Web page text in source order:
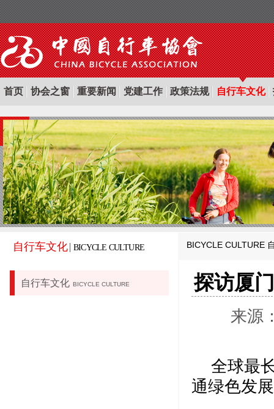
首页 协会之窗 重要新闻 党建工作 政策法规 自行车文化
自行车文化 BICYCLE CULTURE
自行车文化 BICYCLE CULTURE
BICYCLE CULTURE
探访厦
来源
全球最
通绿色发展